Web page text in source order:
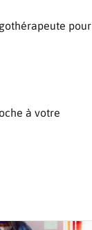
pour
à votre